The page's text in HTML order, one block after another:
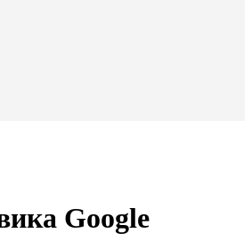
Google